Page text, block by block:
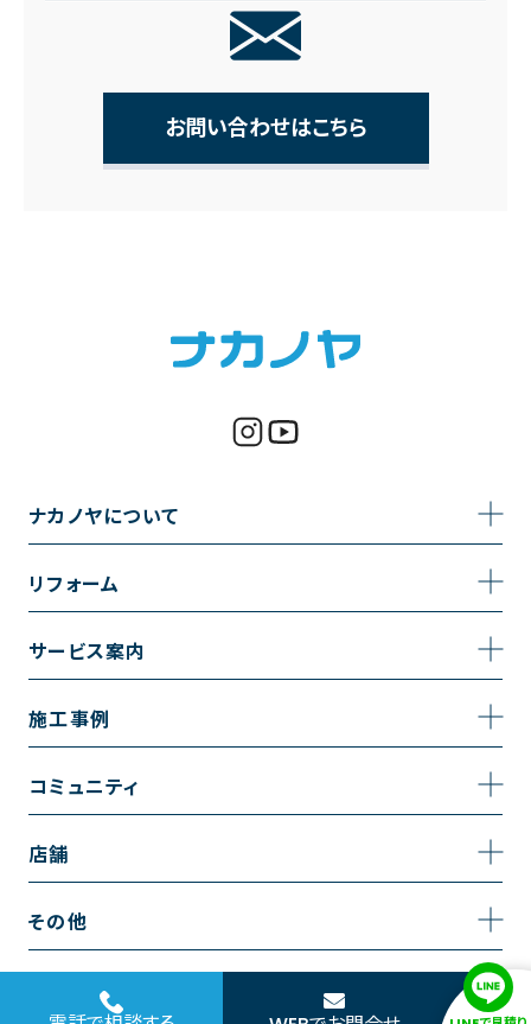
お問い合わせはこちら
ナカノヤについて
事業内容
採用情報
リフォーム
トイレのリフォーム
キッチンのリフォーム
リノベーション
内装のリフォーム
水回りのリフォーム
サービス案内
サービスの流れ
施工事例
施工事例一覧
お風呂の施工事例
洗面の施工事例
コミュニティ
コミュニティ
お知らせ
ブログ
店舗
越谷店
その他
お問い合わせ